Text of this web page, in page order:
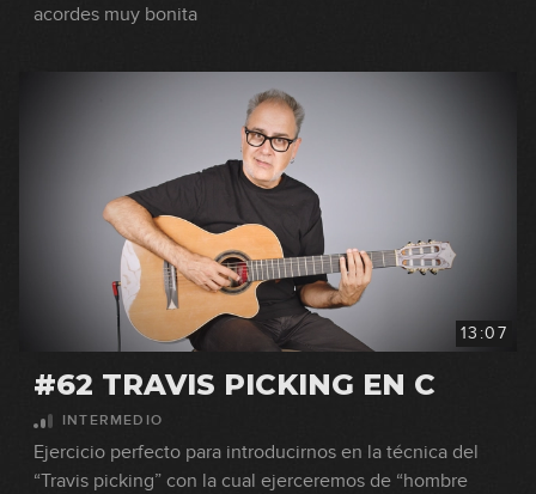
acordes muy bonita
13:07
#62 TRAVIS PICKING EN C
INTERMEDIO
Ejercicio perfecto para introducirnos en la técnica del
“Travis picking” con la cual ejerceremos de “hombre